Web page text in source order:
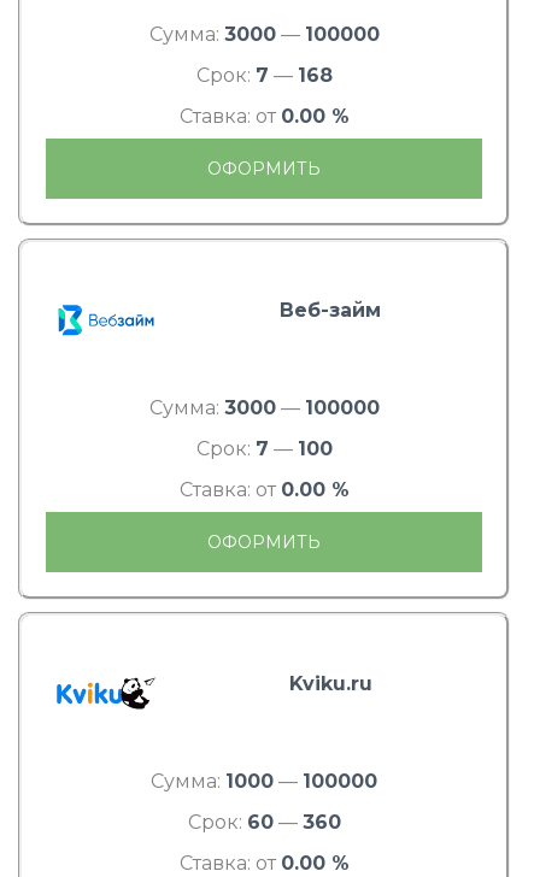
Сумма: 3000— 100000
Срок: 7 — 168
Ставка: от 0.00 %
ОФОРМИТЬ
Веб-займ
Сумма: 3000— 100000
Срок: 7 — 100
Ставка: от 0.00 %
ОФОРМИТЬ
Kviku.ru
Сумма: 1000 — 100000
Срок: 60— 360
Ставка: от 0.00 %